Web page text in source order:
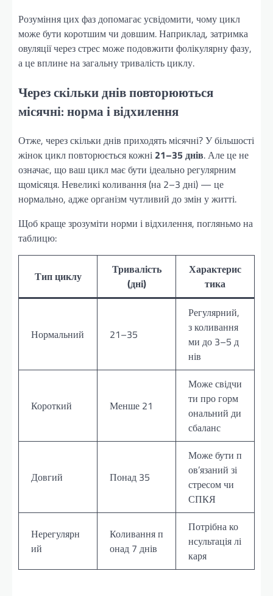
Розуміння цих фаз допомагає усвідомити, чому цикл
може бути коротшим чи довшим. Наприклад, затримка
овуляції через стрес може подовжити фолікулярну фазу,
а це вплине на загальну тривалість циклу.
Через скільки днів повторюються
місячні: норма і відхилення
Отже, через скільки днів приходять місячні? У більшості
жінок цикл повторюється кожні 21–35 днів. Але це не
означає, що ваш цикл має бути ідеально регулярним
щомісяця. Невеликі коливання (на 2–3 дні) — це
нормально, адже організм чутливий до змін у житті.
Щоб краще зрозуміти норми і відхилення, погляньмо на
таблицю:
Тип циклу
Тривалість
(дні)
Характерис
тика
Нормальний 21–35
Регулярний,
з коливання
ми до 3–5 д
нів
Короткий Менше 21
Може свідчи
ти про горм
ональний ди
сбаланс
Довгий Понад 35
Може бути п
ов’язаний зі
стресом чи
СПКЯ
Нерегулярн
ий
Коливання п
онад 7 днів
Потрібна ко
нсультація лі
каря